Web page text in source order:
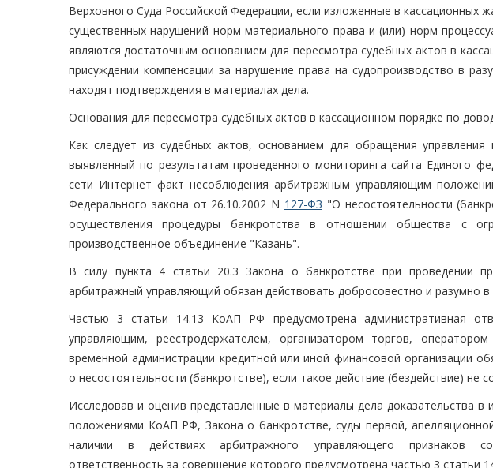
Верховного Суда Российской Федерации, если изложенные в кассационных
существенных нарушений норм материального права и (или) норм
являются достаточным основанием для пересмотра судебных актов в
присуждении компенсации за нарушение права на судопроизводство в
находят подтверждения в материалах дела.
Основания для пересмотра судебных актов в кассационном порядке по
Как следует из судебных актов, основанием для обращения
выявленный по результатам проведенного мониторинга сайта Единого
сети Интернет факт несоблюдения арбитражным управляющим
Федерального закона от 26.10.2002 N 127-ФЗ "О несостоятельности
осуществления процедуры банкротства в отношении общества с
производственное объединение "Казань".
В силу пункта 4 статьи 20.3 Закона о банкротстве при проведении
арбитражный управляющий обязан действовать добросовестно и разумно
Частью 3 статьи 14.13 КоАП РФ предусмотрена административная
управляющим, реестродержателем, организатором торгов,
временной администрации кредитной или иной финансовой организации
о несостоятельности (банкротстве), если такое действие (бездействие) не
Исследовав и оценив представленные в материалы дела доказательства в
положениями КоАП РФ, Закона о банкротстве, суды первой,
наличии в действиях арбитражного управляющего признаков
ответственность за совершение которого предусмотрена частью 3 статьи